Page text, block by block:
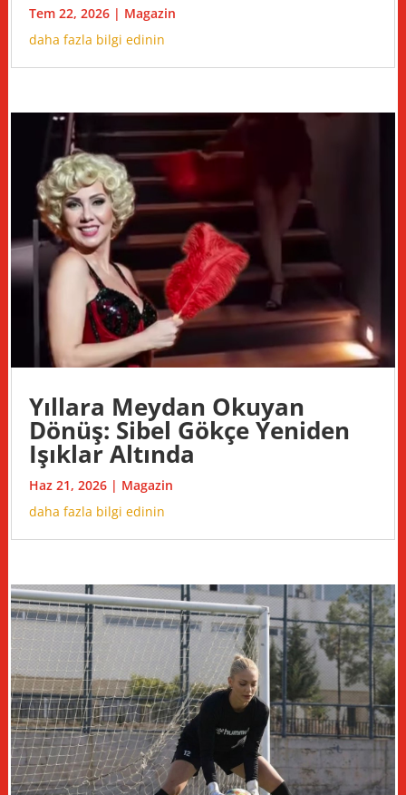
Tem 22, 2026 | Magazin
daha fazla bilgi edinin
Yıllara Meydan Okuyan
Dönüş: Sibel Gökçe Yeniden
Işıklar Altında
Haz 21, 2026 | Magazin
daha fazla bilgi edinin